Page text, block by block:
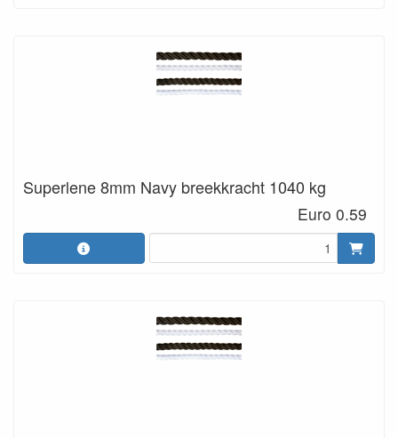
Superlene 8mm Navy breekkracht 1040 kg
Euro 0.59